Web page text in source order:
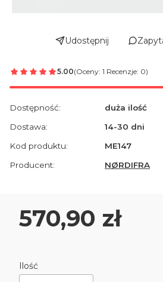
Udostępnij
5.00(Oceny: 1 Recenzje: 0)
Dostępność:
duża ilość
Dostawa:
14-30 dni
Kod produktu:
ME147
Producent:
NØRDIFRA
Cena
570,90 zł
Ilość